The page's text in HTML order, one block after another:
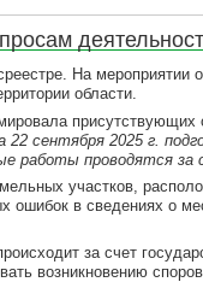
На мероприятии
области.
присутствующих
сентября 2025 г.
работы проводятся за
участков,
ошибок в сведениях о
за счет
возникновению